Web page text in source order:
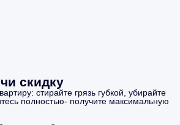
скидку
стирайте грязь губкой, убирайте
полностью- получите максимальную